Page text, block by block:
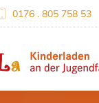
0176 . 805 758 53